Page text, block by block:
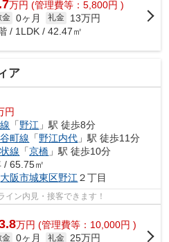
万円 (管理費等：5,800円 )
金 0ヶ月 礼金
13万円
/ 1LDK / 42.47㎡
ア
円
「野江 」駅 徒歩8分
町線 「野江内代 」駅 徒歩11分
線 「京橋 」駅 徒歩10分
/ 65.75㎡
大阪市城東区野江 ２丁目
イン内見・接客できます！
万円 (管理費等：10,000円 )
金 0ヶ月 礼金 25万円